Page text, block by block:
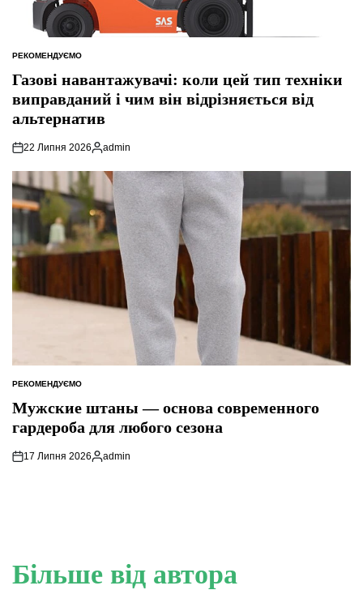
ОПУБЛІКУВАТИ
РЕКОМЕНДУЄМО
Газові навантажувачі: коли цей тип техніки
виправданий і чим він відрізняється від
альтернатив
22 Липня 2026
Опубліковано
admin
ОПУБЛІКУВАТИ
РЕКОМЕНДУЄМО
Мужские штаны — основа современного
гардероба для любого сезона
17 Липня 2026
Опубліковано
admin
Більше від автора